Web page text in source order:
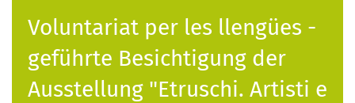
Voluntariat per les llengües -
geführte Besichtigung der
Ausstellung "Etruschi. Artisti e